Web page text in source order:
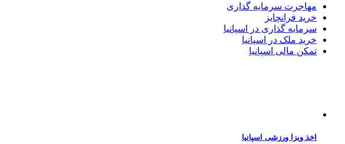
مهاجرت سرمایه گذاری
خرید فرانچایز
سرمایه گذاری در اسپانیا
خرید ملک در اسپانیا
تمکن مالی اسپانیا
اخذ ویزا ورزشی اسپانیا